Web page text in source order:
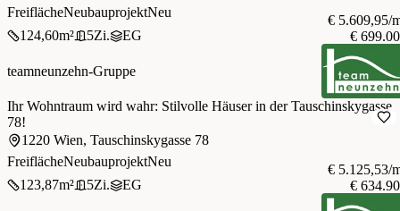
FreiflächeNeubauprojektNeu
124,60m² 5Zi. EG
€ 5.609,95/
€
teamneunzehn-Gruppe
Ihr Wohntraum wird wahr: Stilvolle Häuser in der Tauschinskygasse
78!
1220 Wien, Tauschinskygasse 78
FreiflächeNeubauprojektNeu
123,87m² 5Zi. EG
€ 5.125,53/
€